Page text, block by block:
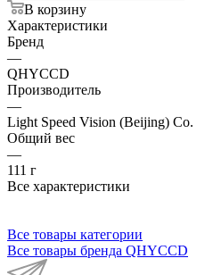
В корзину
Характеристики
Бренд
—
QHYCCD
Производитель
—
Light Speed Vision (Beijing) Co.
Общий вес
—
111 г
Все характеристики
Все товары категории
Все товары бренда QHYCCD